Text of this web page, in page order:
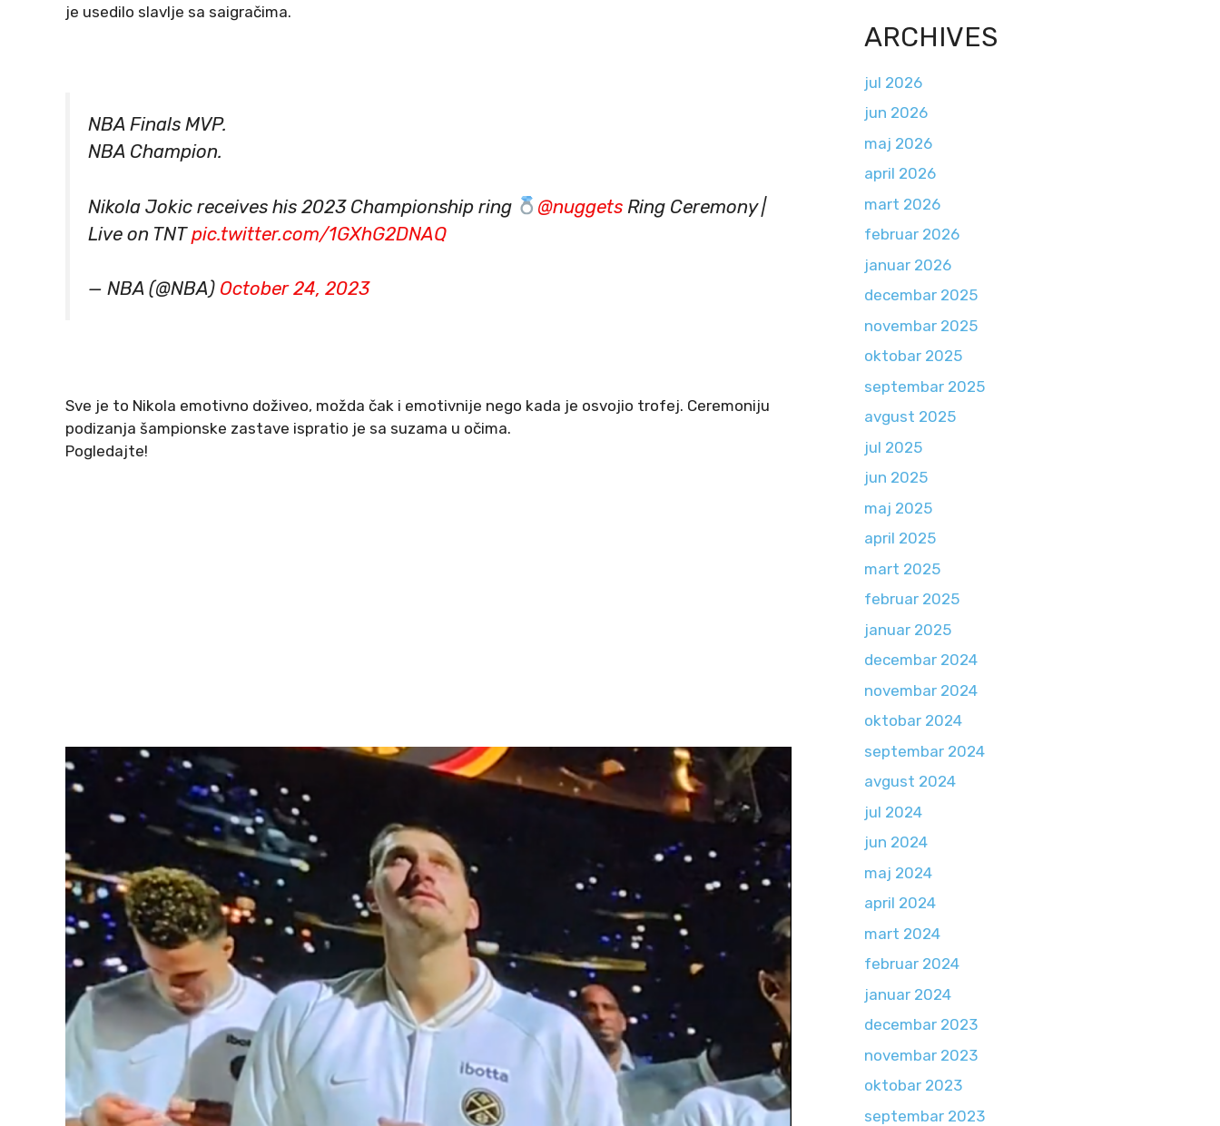
je usedilo slavlje sa saigračima.
NBA Finals MVP.
NBA Champion.
Nikola Jokic receives his 2023 Championship ring @nuggets Ring Ceremony |
Live on TNTpic.twitter.com/1GXhG2DNAQ
— NBA (@NBA) October 24, 2023
Sve je to Nikola emotivno doživeo, možda čak i emotivnije nego kada je osvojio trofej. Ceremoniju
podizanja šampionske zastave ispratio je sa suzama u očima.
Pogledajte!
ARCHIVES
jul 2026
jun 2026
maj 2026
april 2026
mart 2026
februar 2026
januar 2026
decembar 2025
novembar 2025
oktobar 2025
septembar 2025
avgust 2025
jul 2025
jun 2025
maj 2025
april 2025
mart 2025
februar 2025
januar 2025
decembar 2024
novembar 2024
oktobar 2024
septembar 2024
avgust 2024
jul 2024
jun 2024
maj 2024
april 2024
mart 2024
februar 2024
januar 2024
decembar 2023
novembar 2023
oktobar 2023
septembar 2023